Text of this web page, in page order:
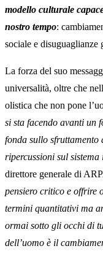
modello culturale
nostro tempo:
sociale e disuguaglianze
La forza del suo
universalità, oltre che
olistica che non pone
si sta facendo avanti un
fonda sullo sfruttamento
ripercussioni sul sistema
direttore generale di
pensiero critico e offrire
termini quantitativi ma
ormai sotto gli occhi di
dell’uomo è il